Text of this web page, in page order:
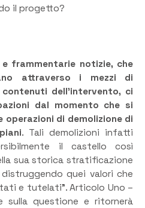
il progetto?
frammentarie notizie, che
attraverso i mezzi di
dell’intervento, ci
dal momento che si
operazioni di demolizione di
. Tali demolizioni infatti
il castello così
sua storica stratificazione
quei valori che
e tutelati”. Articolo Uno –
sulla questione e ritornerà